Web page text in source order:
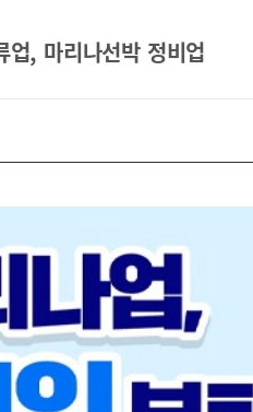
업, 마리나선박 정비업